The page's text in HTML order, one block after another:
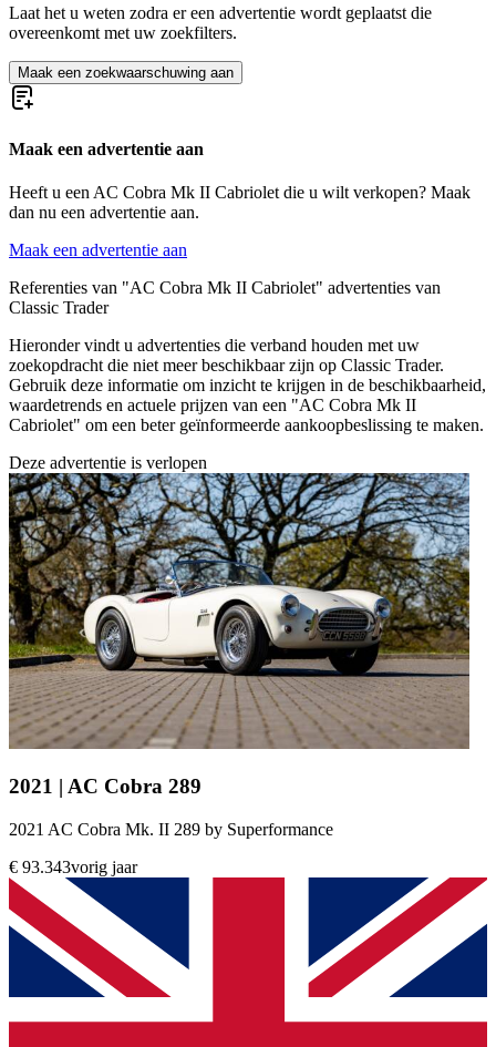
Laat het u weten zodra er een advertentie wordt geplaatst die
overeenkomt met uw zoekfilters.
Maak een zoekwaarschuwing aan
Maak een advertentie aan
Heeft u een AC Cobra Mk II Cabriolet die u wilt verkopen? Maak
dan nu een advertentie aan.
Maak een advertentie aan
Referenties van "AC Cobra Mk II Cabriolet" advertenties van
Classic Trader
Hieronder vindt u advertenties die verband houden met uw
zoekopdracht die niet meer beschikbaar zijn op Classic Trader.
Gebruik deze informatie om inzicht te krijgen in de beschikbaarheid,
waardetrends en actuele prijzen van een "AC Cobra Mk II
Cabriolet" om een beter geïnformeerde aankoopbeslissing te maken.
Deze advertentie is verlopen
2021 | AC Cobra 289
2021 AC Cobra Mk. II 289 by Superformance
€ 93.343vorig jaar